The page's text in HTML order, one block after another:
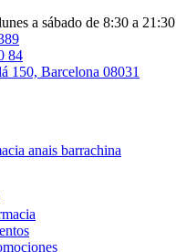
a sábado de 8:30 a 21:30
84
150, Barcelona 08031